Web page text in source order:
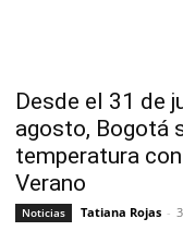
Desde el 31 de
agosto, Bogotá
temperatura
Verano
Noticias Tatiana Rojas -